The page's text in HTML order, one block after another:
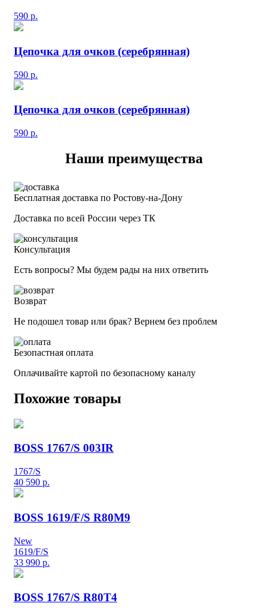
590 р.
Цепочка для очков (серебрянная)
590 р.
Цепочка для очков (серебрянная)
590 р.
Наши преимущества
Бесплатная доставка по Ростову-на-Дону
Доставка по всей России через ТК
Консультация
Есть вопросы? Мы будем рады на них ответить
Возврат
Не подошел товар или брак? Вернем без проблем
Безопастная оплата
Оплачивайте картой по безопасному каналу
Похожие товары
BOSS 1767/S 003IR
1767/S
40 590 р.
BOSS 1619/F/S R80M9
New
1619/F/S
33 990 р.
BOSS 1767/S R80T4